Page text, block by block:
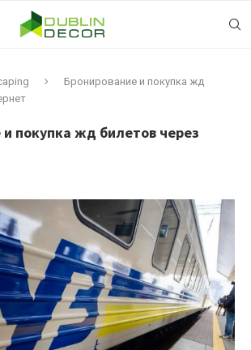
Бронирование и покупка жд
и покупка жд билетов через